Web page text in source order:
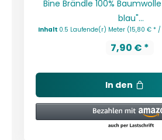
Bine Brändle 100%
blau"...
Inhalt 0.5 Laufende(r) Meter (15,80 € *
7,90 € *
In den